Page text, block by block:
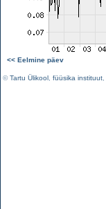
<< Eelmine päev
©Tartu Ülikool füüsika instituut